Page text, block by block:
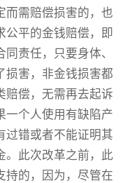
而需赔偿损害的，也
公平的金钱赔偿，即
责任，只要身体、
损害，非金钱损害都
赔偿，无需再去起诉
一个人使用有缺陷产
过错或者不能证明其
。此次改革之前，此
持的，因为，尽管在